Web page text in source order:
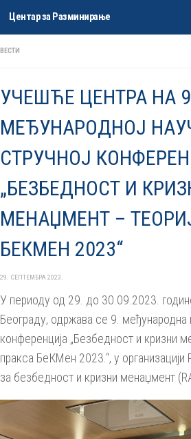
Skip to content
Центар за Разминирање
ВЕСТИ
УЧЕШЋЕ ЦЕНТРА НА
МЕЂУНАРОДНОЈ
СТРУЧНОЈ
„БЕЗБЕДНОСТ И
МЕНАЏМЕНТ –
БЕКМЕН 2023“
29. СЕПТЕМБРА 2023.
У периоду од 29. до 30.09.2023.
Београду, одржава се 9. међународна
конференција „Безбедност и кризни
пракса БеКМен 2023.“, у организацији
за безбедност и кризни менаџмент